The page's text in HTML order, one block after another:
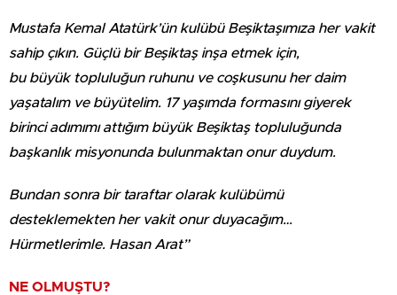
Mustafa Kemal Atatürk’ün kulübü Beşiktaşımıza her vakit
sahip çıkın. Güçlü bir Beşiktaş inşa etmek için,
bu büyük topluluğun ruhunu ve coşkusunu her daim
yaşatalım ve büyütelim. 17 yaşımda formasını giyerek
birinci adımımı attığım büyük Beşiktaş topluluğunda
başkanlık misyonunda bulunmaktan onur duydum.
Bundan sonra bir taraftar olarak kulübümü
desteklemekten her vakit onur duyacağım…
Hürmetlerimle. Hasan Arat”
NE OLMUŞTU?